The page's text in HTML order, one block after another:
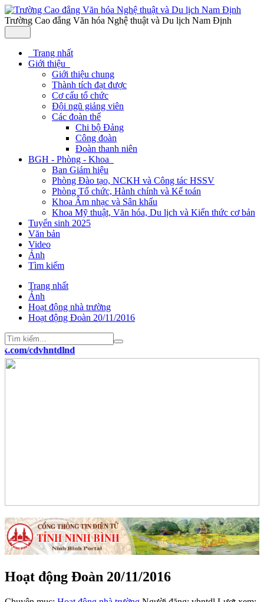
Trường Cao đẳng Văn hóa Nghệ thuật và Du lịch Nam Định
Trang nhất
Giới thiệu
Giới thiệu chung
Thành tích đạt được
Cơ cấu tổ chức
Đội ngũ giảng viên
Các đoàn thể
Chi bộ Đảng
Công đoàn
Đoàn thanh niên
BGH - Phòng - Khoa
Ban Giám hiệu
Phòng Đào tạo, NCKH và Công tác HSSV
Phòng Tổ chức, Hành chính và Kế toán
Khoa Âm nhạc và Sân khấu
Khoa Mỹ thuật, Văn hóa, Du lịch và Kiến thức cơ bản
Tuyển sinh 2025
Văn bản
Video
Ảnh
Tìm kiếm
Trang nhất
Ảnh
Hoạt động nhà trường
Hoạt động Đoàn 20/11/2016
Hoạt động Đoàn 20/11/2016